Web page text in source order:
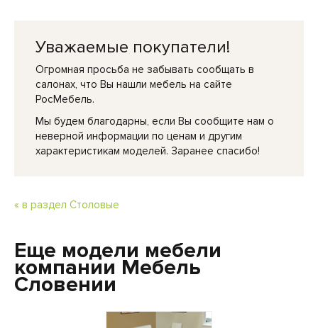
Уважаемые покупатели!
Огромная просьба не забывать сообщать в
салонах, что Вы нашли мебель на сайте
РосМебель.
Мы будем благодарны, если Вы сообщите нам о
неверной информации по ценам и другим
характеристикам моделей. Заранее спасибо!
« в раздел Столовые
Еще модели мебели
компании Мебель
Словении